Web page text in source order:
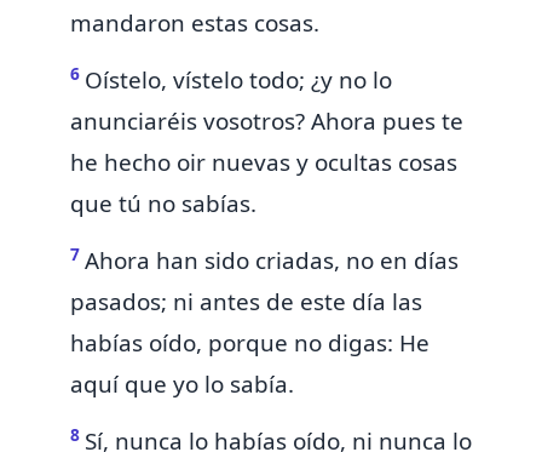
mandaron estas cosas.
6 Oístelo, vístelo todo; ¿y no lo
anunciaréis vosotros? Ahora pues te
he hecho oir nuevas y ocultas cosas
que tú no sabías.
7 Ahora han sido criadas, no en días
pasados; ni antes de este día las
habías oído, porque no digas: He
aquí que yo lo sabía.
8 Sí, nunca lo habías oído, ni nunca lo